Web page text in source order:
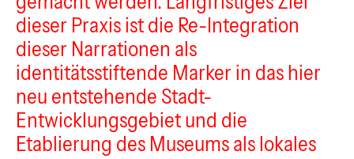
dieser Praxis ist die Re-Integration
dieser Narrationen als
identitätsstiftende Marker in das hier
neu entstehende Stadt-
Entwicklungsgebiet und die
Etablierung des Museums als lokales